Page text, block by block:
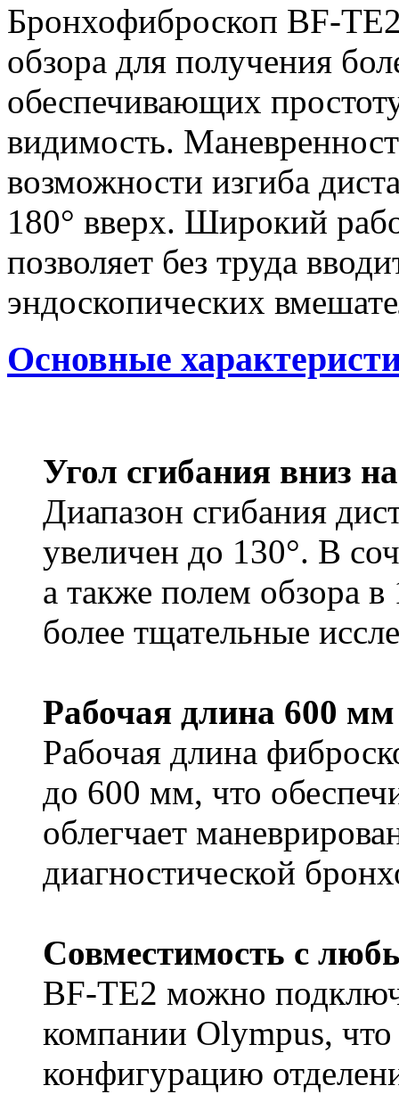
Бронхофиброскоп BF-
обзора для получения
обеспечивающих
видимость.
возможности изгиба
180° вверх. Широкий
позволяет без труда
эндоскопических
Основные
Угол сгибания вниз
Диапазон сгибания
увеличен до 130°. В
а также полем обзора в
более тщательные
Рабочая длина 600 мм
Рабочая длина
до 600 мм, что
облегчает
диагностической
Совместимость с
BF-TE2 можно
компании Olympus,
конфигурацию